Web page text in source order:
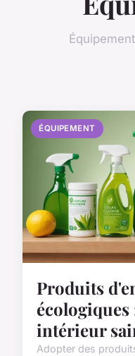
ÉQUIPEMENT
Produits
écologiques
intérieur
Adopter des